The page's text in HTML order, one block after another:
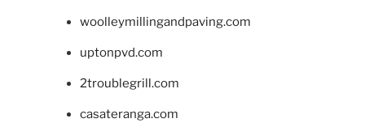
woolleymillingandpaving.com
uptonpvd.com
2troublegrill.com
casateranga.com